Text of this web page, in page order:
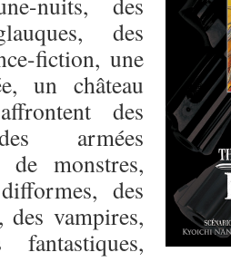
des
fiction, une
un château
des
armées
de monstres,
des
des vampires,
fantastiques,